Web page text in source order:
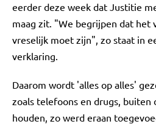
eerder deze week dat Justitie
maag zit. "We begrijpen dat het
vreselijk moet zijn", zo staat in
verklaring.
Daarom wordt 'alles op alles'
zoals telefoons en drugs, buiten
houden, zo werd eraan